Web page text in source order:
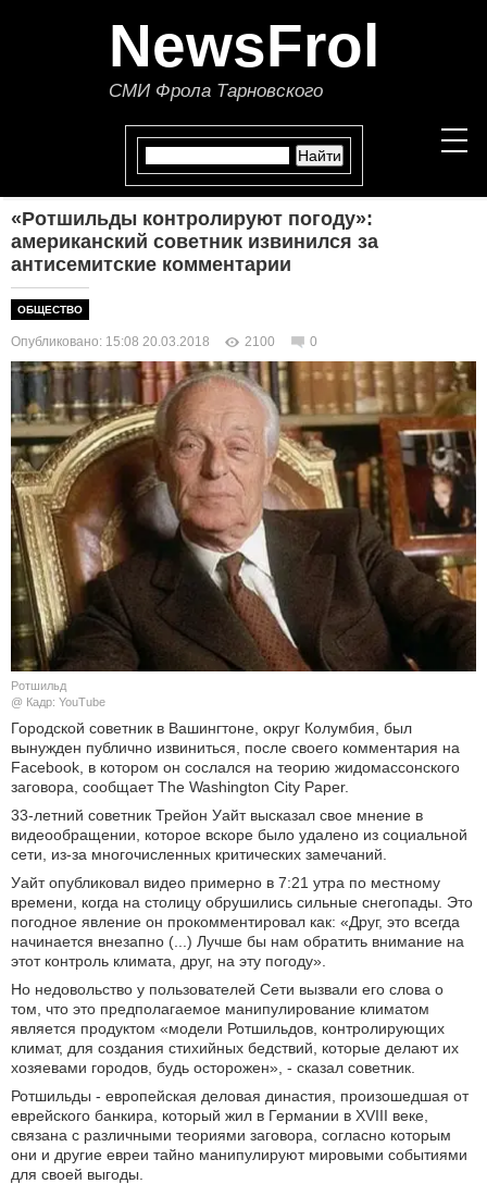
NewsFrol
СМИ Фрола Тарновского
НОВОСТИ
ПОЛИТИКА
ЭКОНОМИКА
В МИРЕ
ОБЩЕСТВО
КУЛЬТУРА
НАУКА
СПОРТ
АВТО И МОТО
ЭГОИЗМ
БЛОГ
«Ротшильды контролируют погоду»:
американский советник извинился за
антисемитские комментарии
ОБЩЕСТВО
Опубликовано: 15:08 20.03.2018 2100 0
Ротшильд
@ Кадр: YouTube
Городской советник в Вашингтоне, округ Колумбия, был
вынужден публично извиниться, после своего комментария на
Facebook, в котором он сослался на теорию жидомассонского
заговора, сообщает The Washington City Paper.
33-летний советник Трейон Уайт высказал свое мнение в
видеообращении, которое вскоре было удалено из социальной
сети, из-за многочисленных критических замечаний.
Уайт опубликовал видео примерно в 7:21 утра по местному
времени, когда на столицу обрушились сильные снегопады. Это
погодное явление он прокомментировал как: «Друг, это всегда
начинается внезапно (...) Лучше бы нам обратить внимание на
этот контроль климата, друг, на эту погоду».
Но недовольство у пользователей Сети вызвали его слова о
том, что это предполагаемое манипулирование климатом
является продуктом «модели Ротшильдов, контролирующих
климат, для создания стихийных бедствий, которые делают их
хозяевами городов, будь осторожен», - сказал советник.
Ротшильды - европейская деловая династия, произошедшая от
еврейского банкира, который жил в Германии в XVIII веке,
связана с различными теориями заговора, согласно которым
они и другие евреи тайно манипулируют мировыми событиями
для своей выгоды.